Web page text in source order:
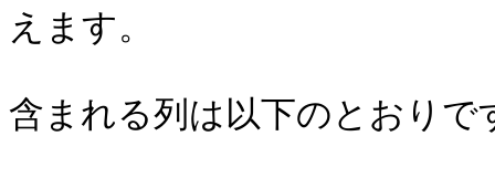
えます。
含まれる列は以下のとおりで